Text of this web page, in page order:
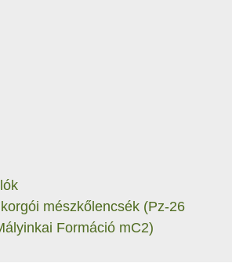
mészkőlencsék (Pz-26
Formáció mC2)